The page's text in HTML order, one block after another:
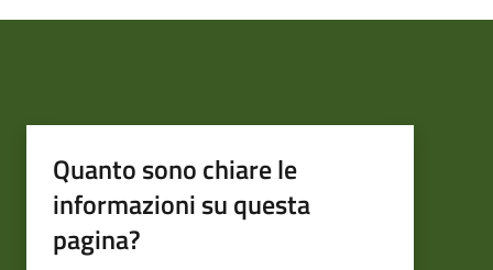
Quanto sono chiare le
informazioni su questa
pagina?